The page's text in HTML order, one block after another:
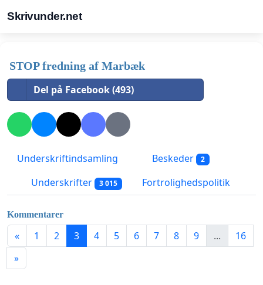
Skrivunder.net
STOP fredning af Marbæk
Del på Facebook (493)
Underskriftindsamling Beskeder 2
Underskrifter 3 015 Fortrolighedspolitik
Kommentarer
« 1 2 3 4 5 6 7 8 9 ...
16
»